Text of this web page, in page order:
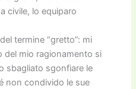
civile, lo equiparo
termine “gretto”: mi
del mio ragionamento si
sbagliato sgonfiare le
non condivido le sue